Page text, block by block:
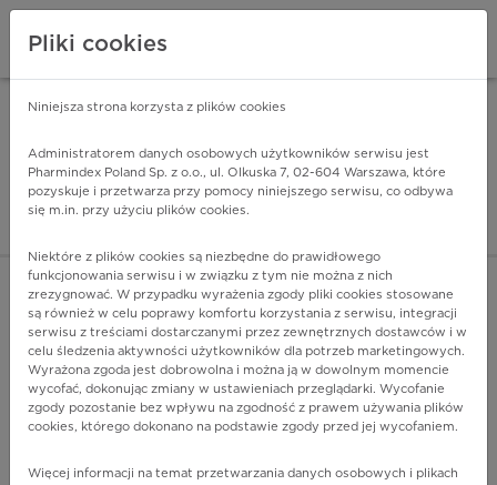
Pharmindex - lider
ZALOGUJ SIĘ
POKAŻ FILTRY
Pharmindex
Pliki cookies
Niniejsza strona korzysta z plików cookies
Administratorem danych osobowych użytkowników serwisu jest
Pharmindex Poland Sp. z o.o., ul. Olkuska 7, 02-604 Warszawa, które
pozyskuje i przetwarza przy pomocy niniejszego serwisu, co odbywa
się m.in. przy użyciu plików cookies.
Niektóre z plików cookies są niezbędne do prawidłowego
funkcjonowania serwisu i w związku z tym nie można z nich
zrezygnować. W przypadku wyrażenia zgody pliki cookies stosowane
są również w celu poprawy komfortu korzystania z serwisu, integracji
serwisu z treściami dostarczanymi przez zewnętrznych dostawców i w
celu śledzenia aktywności użytkowników dla potrzeb marketingowych.
Wyrażona zgoda jest dobrowolna i można ją w dowolnym momencie
wycofać, dokonując zmiany w ustawieniach przeglądarki. Wycofanie
zgody pozostanie bez wpływu na zgodność z prawem używania plików
cookies, którego dokonano na podstawie zgody przed jej wycofaniem.
Więcej informacji na temat przetwarzania danych osobowych i plikach
ZA DARMO - w Google Play INSTALUJ